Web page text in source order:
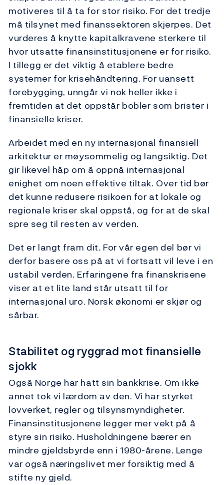
motiveres til å ta for stor risiko. For det tredje
må tilsynet med finanssektoren skjerpes. Det
vurderes å knytte kapitalkravene sterkere til
hvor utsatte finansinstitusjonene er for risiko.
I tillegg er det viktig å etablere bedre
systemer for krisehåndtering. For uansett
forebygging, unngår vi nok heller ikke i
fremtiden at det oppstår bobler som brister i
finansielle kriser.
Arbeidet med en ny internasjonal finansiell
arkitektur er møysommelig og langsiktig. Det
gir likevel håp om å oppnå internasjonal
enighet om noen effektive tiltak. Over tid bør
det kunne redusere risikoen for at lokale og
regionale kriser skal oppstå, og for at de skal
spre seg til resten av verden.
Det er langt fram dit. For vår egen del bør vi
derfor basere oss på at vi fortsatt vil leve i en
ustabil verden. Erfaringene fra finanskrisene
viser at et lite land står utsatt til for
internasjonal uro. Norsk økonomi er skjør og
sårbar.
Stabilitet og ryggrad mot finansielle
sjokk
Også Norge har hatt sin bankkrise. Om ikke
annet tok vi lærdom av den. Vi har styrket
lovverket, regler og tilsynsmyndigheter.
Finansinstitusjonene legger mer vekt på å
styre sin risiko. Husholdningene bærer en
mindre gjeldsbyrde enn i 1980-årene. Lenge
var også næringslivet mer forsiktig med å
stifte ny gjeld.